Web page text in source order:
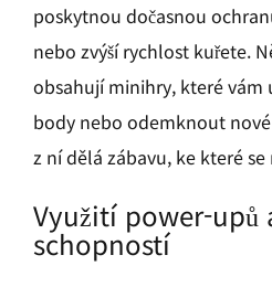
poskytnou dočasnou
nebo zvýší rychlost kuřete.
obsahují minihry, které vám
body nebo odemknout
z ní dělá zábavu, ke které
Využití power-upů
schopností